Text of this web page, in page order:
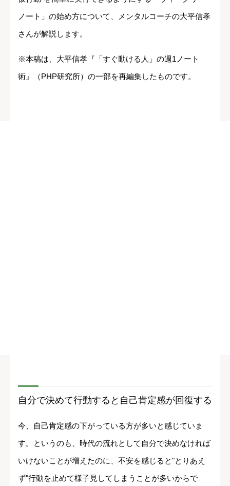
ノート」の始め方について、メンタルコーチの大平信孝
さんが解説します。
※本稿は、大平信孝『「すぐ動ける人」の週1ノート
術』（PHP研究所）の一部を再編集したものです。
自分で決めて行動すると自己肯定感が回復する
今、自己肯定感の下がっている方が多いと感じていま
す。というのも、時代の流れとして自分で決めなければ
いけないことが増えたのに、不安を感じると"とりあえ
ず"行動を止めて様子見してしまうことが多いからで